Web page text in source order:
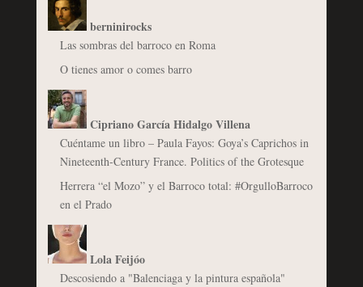
berninirocks
Las sombras del barroco en Roma
O tienes amor o comes barro
Cipriano García Hidalgo Villena
Cuéntame un libro – Paula Fayos: Goya’s Caprichos in
Nineteenth-Century France. Politics of the Grotesque
Herrera “el Mozo” y el Barroco total: #OrgulloBarroco
en el Prado
Lola Feijóo
Descosiendo a "Balenciaga y la pintura española"